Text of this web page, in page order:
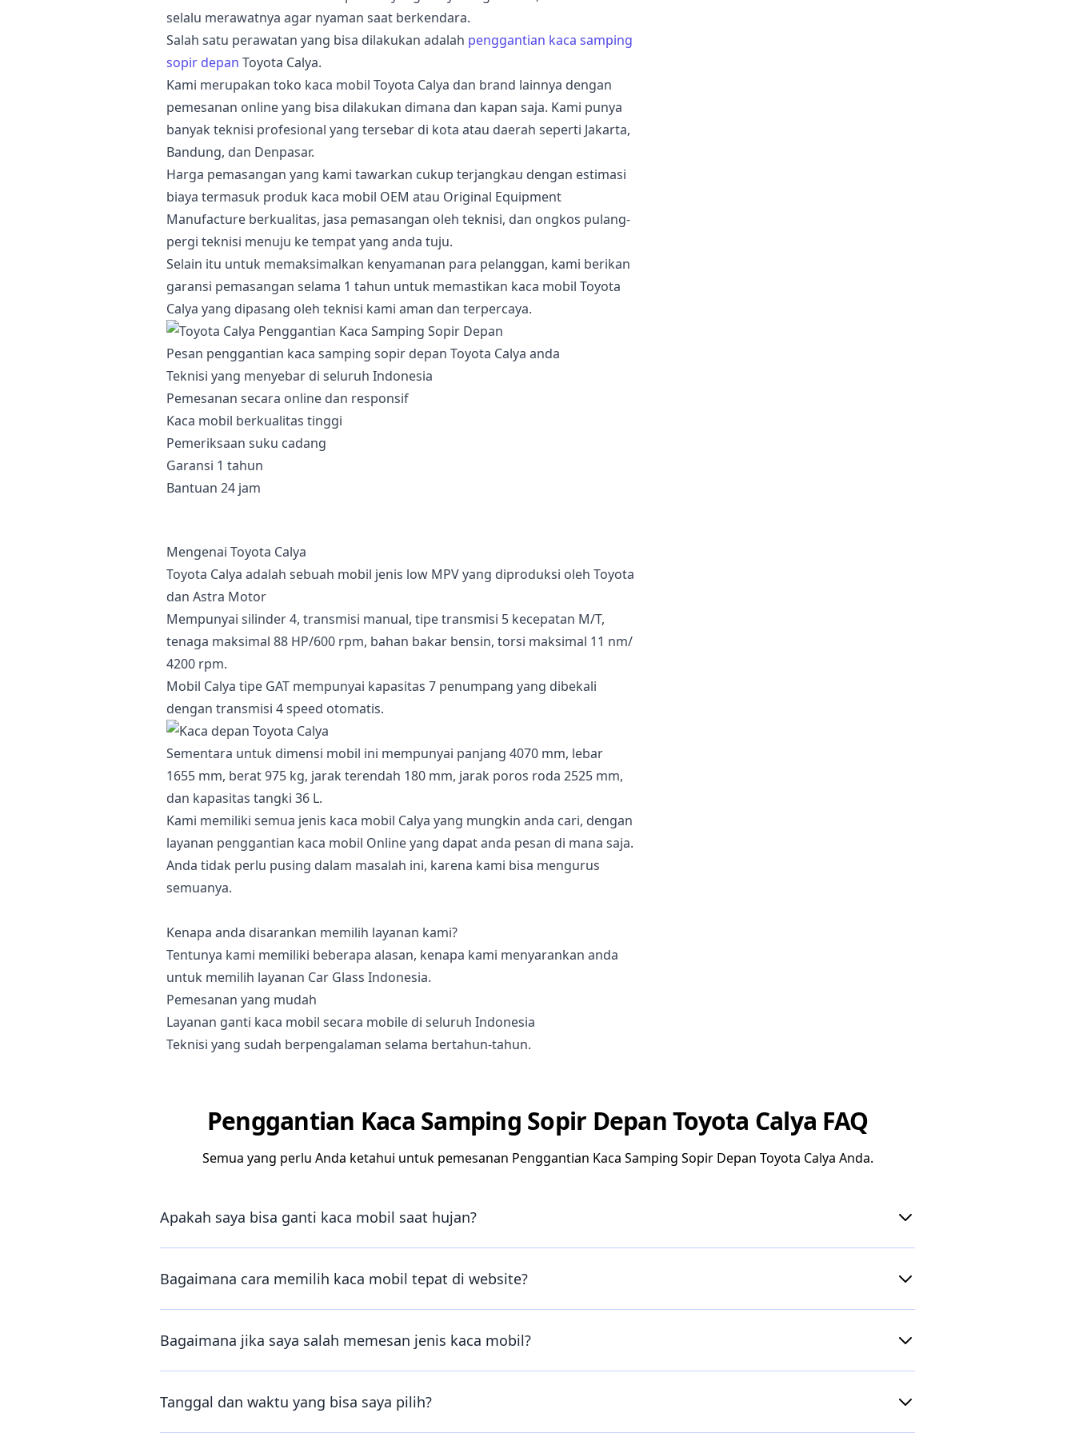
selalu merawatnya agar nyaman saat berkendara.
Salah satu perawatan yang bisa dilakukan adalah penggantian kaca samping
sopir depan Toyota Calya.
Kami merupakan toko kaca mobil Toyota Calya dan brand lainnya dengan
pemesanan online yang bisa dilakukan dimana dan kapan saja. Kami punya
banyak teknisi profesional yang tersebar di kota atau daerah seperti Jakarta,
Bandung, dan Denpasar.
Harga pemasangan yang kami tawarkan cukup terjangkau dengan estimasi
biaya termasuk produk kaca mobil OEM atau Original Equipment
Manufacture berkualitas, jasa pemasangan oleh teknisi, dan ongkos pulang-
pergi teknisi menuju ke tempat yang anda tuju.
Selain itu untuk memaksimalkan kenyamanan para pelanggan, kami berikan
garansi pemasangan selama 1 tahun untuk memastikan kaca mobil Toyota
Calya yang dipasang oleh teknisi kami aman dan terpercaya.
Pesan penggantian kaca samping sopir depan Toyota Calya anda
Teknisi yang menyebar di seluruh Indonesia
Pemesanan secara online dan responsif
Kaca mobil berkualitas tinggi
Pemeriksaan suku cadang
Garansi 1 tahun
Bantuan 24 jam
Mengenai Toyota Calya
Toyota Calya adalah sebuah mobil jenis low MPV yang diproduksi oleh Toyota
dan Astra Motor
Mempunyai silinder 4, transmisi manual, tipe transmisi 5 kecepatan M/T,
tenaga maksimal 88 HP/600 rpm, bahan bakar bensin, torsi maksimal 11 nm/
4200 rpm.
Mobil Calya tipe GAT mempunyai kapasitas 7 penumpang yang dibekali
dengan transmisi 4 speed otomatis.
Sementara untuk dimensi mobil ini mempunyai panjang 4070 mm, lebar
1655 mm, berat 975 kg, jarak terendah 180 mm, jarak poros roda 2525 mm,
dan kapasitas tangki 36 L.
Kami memiliki semua jenis kaca mobil Calya yang mungkin anda cari, dengan
layanan penggantian kaca mobil Online yang dapat anda pesan di mana saja.
Anda tidak perlu pusing dalam masalah ini, karena kami bisa mengurus
semuanya.
Kenapa anda disarankan memilih layanan kami?
Tentunya kami memiliki beberapa alasan, kenapa kami menyarankan anda
untuk memilih layanan Car Glass Indonesia.
Pemesanan yang mudah
Layanan ganti kaca mobil secara mobile di seluruh Indonesia
Teknisi yang sudah berpengalaman selama bertahun-tahun.
Penggantian Kaca Samping Sopir Depan Toyota Calya FAQ
Semua yang perlu Anda ketahui untuk pemesanan Penggantian Kaca Samping Sopir Depan Toyota Calya Anda.
Apakah saya bisa ganti kaca mobil saat hujan?
Bagaimana cara memilih kaca mobil tepat di website?
Bagaimana jika saya salah memesan jenis kaca mobil?
Tanggal dan waktu yang bisa saya pilih?